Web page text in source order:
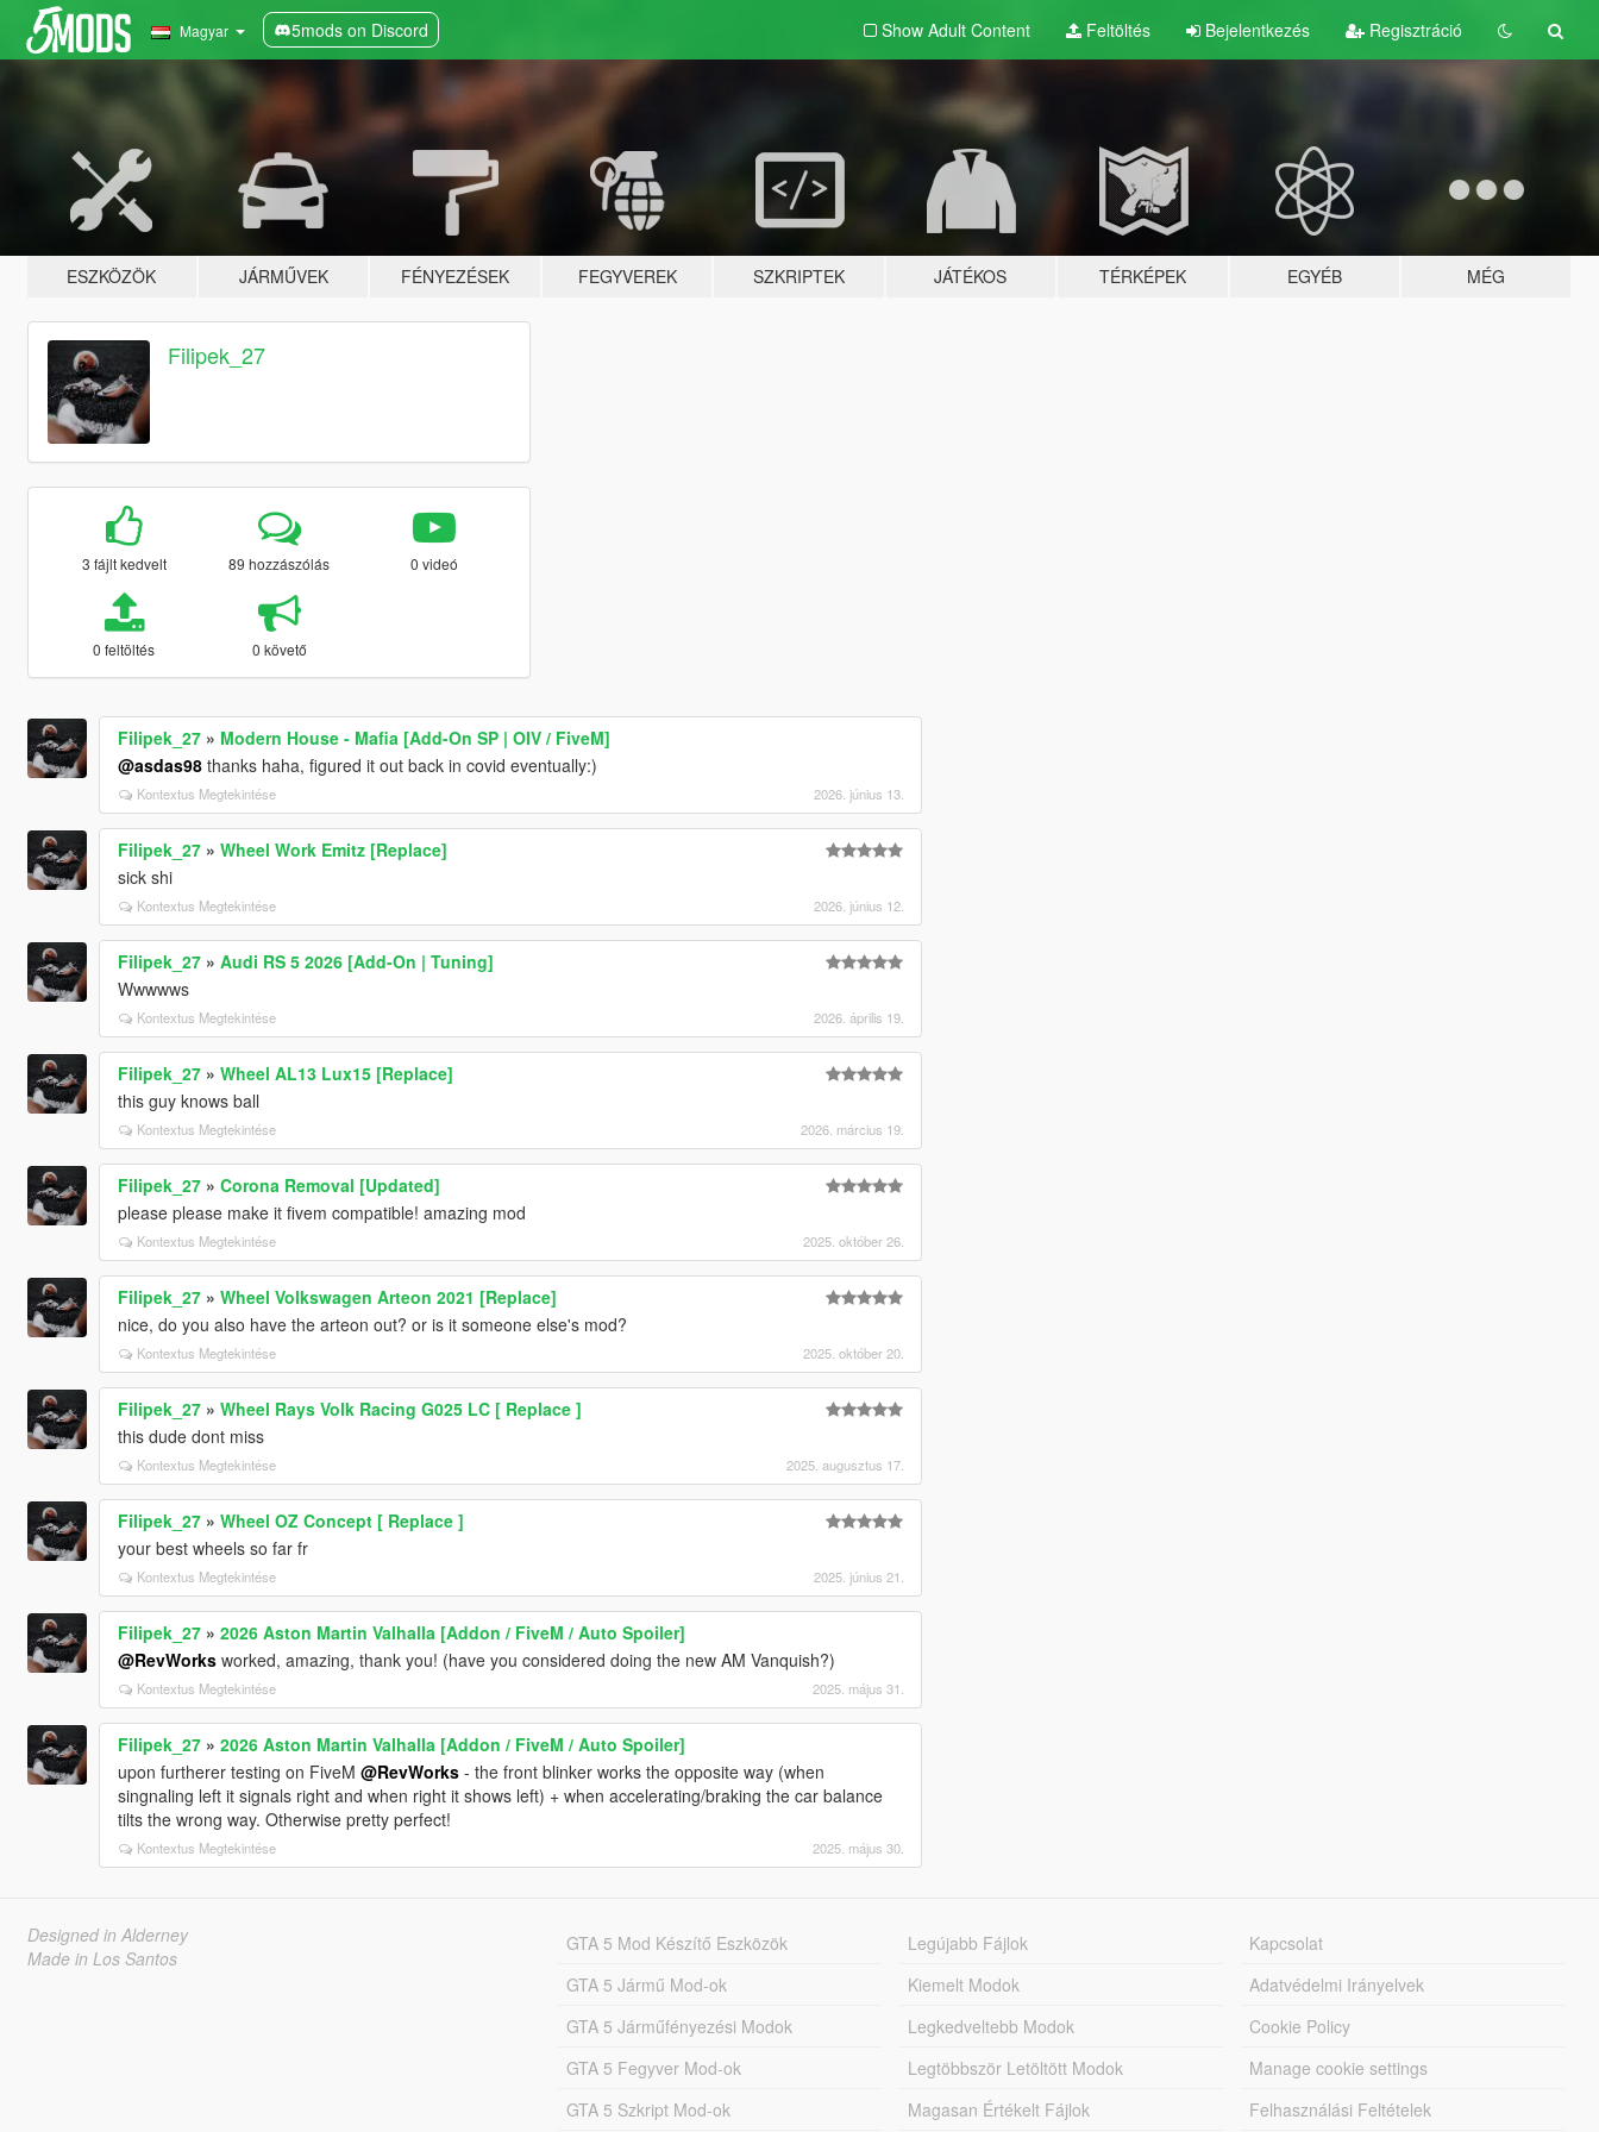
Magyar 5mods on Discord Show Adult Content Feltöltés Bejelentkezés Regisztráció
ESZKÖZÖK JÁRMŰVEK FÉNYEZÉSEK FEGYVEREK SZKRIPTEK JÁTÉKOS TÉRKÉPEK EGYÉB MÉG
Filipek_27
3 fájlt kedvelt 89 hozzászólás 0 videó
0 feltöltés 0 követő
Filipek_27» Modern House - Mafia [Add-On SP | OIV / FiveM]
@asdas98thanks haha, figured it out back in covid eventually:)
Kontextus Megtekintése 2026. június 13.
Filipek_27» Wheel Work Emitz [Replace]
sick shi
Kontextus Megtekintése 2026. június 12.
Filipek_27» Audi RS 5 2026 [Add-On | Tuning]
Wwwwws
Kontextus Megtekintése 2026. április 19.
Filipek_27» Wheel AL13 Lux15 [Replace]
this guy knows ball
Kontextus Megtekintése 2026. március 19.
Filipek_27» Corona Removal [Updated]
please please make it fivem compatible! amazing mod
Kontextus Megtekintése 2025. október 26.
Filipek_27» Wheel Volkswagen Arteon 2021 [Replace]
nice, do you also have the arteon out? or is it someone else's mod?
Kontextus Megtekintése 2025. október 20.
Filipek_27» Wheel Rays Volk Racing G025 LC [ Replace ]
this dude dont miss
Kontextus Megtekintése 2025. augusztus 17.
Filipek_27» Wheel OZ Concept [ Replace ]
your best wheels so far fr
Kontextus Megtekintése 2025. június 21.
Filipek_27» 2026 Aston Martin Valhalla [Addon / FiveM / Auto Spoiler]
@RevWorksworked, amazing, thank you! (have you considered doing the new AM Vanquish?)
Kontextus Megtekintése 2025. május 31.
Filipek_27» 2026 Aston Martin Valhalla [Addon / FiveM / Auto Spoiler]
upon furtherer testing on FiveM @RevWorks- the front blinker works the opposite way (when
singnaling left it signals right and when right it shows left) + when accelerating/braking the car balance
tilts the wrong way. Otherwise pretty perfect!
Kontextus Megtekintése 2025. május 30.
Designed in Alderney
Made in Los Santos
GTA 5 Mod Készítő Eszközök
GTA 5 Jármű Mod-ok
GTA 5 Járműfényezési Modok
GTA 5 Fegyver Mod-ok
GTA 5 Szkript Mod-ok
Legújabb Fájlok
Kiemelt Modok
Legkedveltebb Modok
Legtöbbször Letöltött Modok
Magasan Értékelt Fájlok
Kapcsolat
Adatvédelmi Irányelvek
Cookie Policy
Manage cookie settings
Felhasználási Feltételek